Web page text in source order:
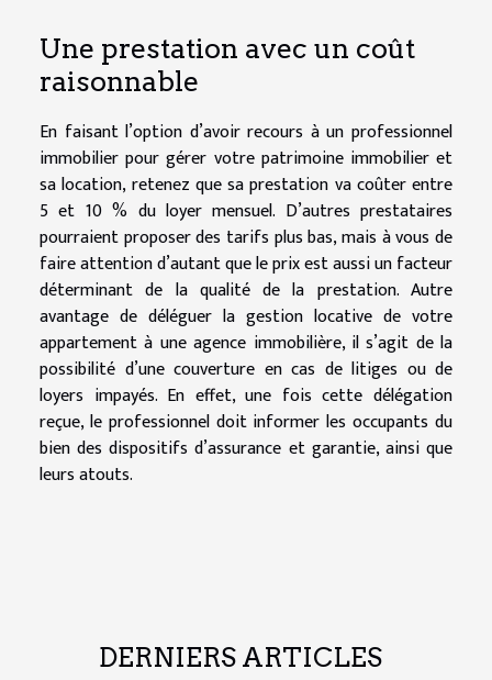
Une prestation avec un coût
raisonnable
En faisant l’option d’avoir recours à un professionnel
immobilier pour gérer votre patrimoine immobilier et
sa location, retenez que sa prestation va coûter entre
5 et 10 % du loyer mensuel. D’autres prestataires
pourraient proposer des tarifs plus bas, mais à vous de
faire attention d’autant que le prix est aussi un facteur
déterminant de la qualité de la prestation. Autre
avantage de déléguer la gestion locative de votre
appartement à une agence immobilière, il s’agit de la
possibilité d’une couverture en cas de litiges ou de
loyers impayés. En effet, une fois cette délégation
reçue, le professionnel doit informer les occupants du
bien des dispositifs d’assurance et garantie, ainsi que
leurs atouts.
DERNIERS ARTICLES